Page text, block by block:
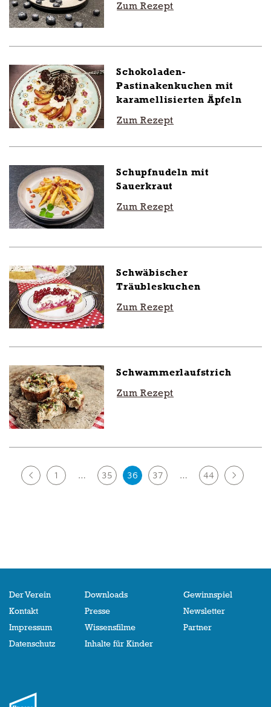
Zum Rezept
Schokoladen-
Pastinakenkuchen mit
karamellisierten Äpfeln
Zum Rezept
Schupfnudeln mit
Sauerkraut
Zum Rezept
Schwäbischer
Träubleskuchen
Zum Rezept
Schwammerlaufstrich
Zum Rezept
Posts 1 … 35 36 37 … 44
Der Verein
Kontakt
Impressum
Datenschutz
Downloads
Presse
Wissensfilme
Inhalte für Kinder
Gewinnspiel
Newsletter
Partner